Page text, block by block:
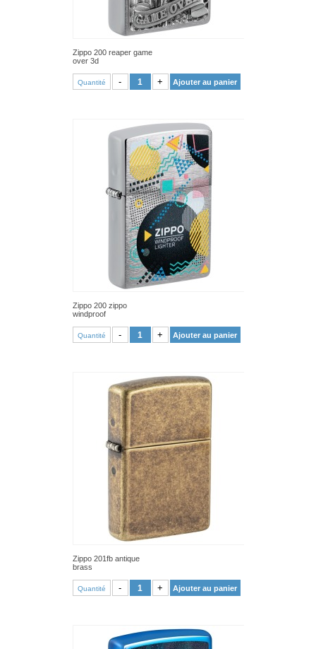
Zippo 200 reaper game
over 3d
Quantité - + Ajouter au panier
Zippo 200 zippo
windproof
Quantité - + Ajouter au panier
Zippo 201fb antique
brass
Quantité - + Ajouter au panier